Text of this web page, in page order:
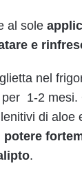
al sole
e
nel
1-2 mesi.
di aloe
potere
.